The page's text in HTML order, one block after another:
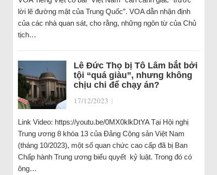
lời lẽ đường mật của Trung Quốc”. VOA dẫn nhận định
của các nhà quan sát, cho rằng, những ngôn từ của Chủ
tịch…
Lê Đức Thọ bị Tô Lâm bắt bởi
tội “quá giàu”, nhưng không
chịu chi để chạy án?
17/12/2023 |
Link Video: https://youtu.be/0MX0klkDtYA Tại Hội nghị
Trung ương 8 khóa 13 của Đảng Cộng sản Việt Nam
(tháng 10/2023), một số quan chức cao cấp đã bị Ban
Chấp hành Trung ương biểu quyết kỷ luật. Trong đó có
ông…